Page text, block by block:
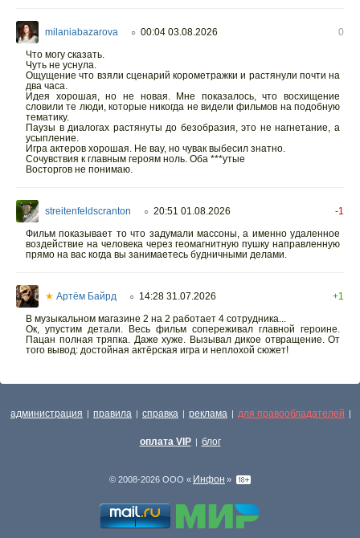
milaniabazarova ○ 00:04 03.08.2026
0
Что могу сказать.
Чуть не уснула.
Ощущение что взяли сценарий корометражки и растянули почти на
два часа.
Идея хорошая, но не новая. Мне показалось, что восхищение
словили те люди, которые никогда не видели фильмов на подобную
тематику.
Паузы в диалогах растянуты до безобразия, это не нагнетание, а
усыпление.
Игра актеров хорошая. Не вау, но чувак выбесил знатно.
Сочувствия к главным героям ноль. Оба ***утые
Восторгов не понимаю.
streitenfeldscranton ○ 20:51 01.08.2026
-1
Фильм показывает то что задумали массоны, а именно удаленное
воздействие на человека через геомагнитную пушку направленную
прямо на вас когда вы занимаетесь будничными делами.
★ Артём Байрд ○ 14:28 31.07.2026
+1
В музыкальном магазине 2 на 2 работает 4 сотрудника...
Ок, упустим детали. Весь фильм сопереживал главной героине.
Пацан полная тряпка. Даже хуже. Вызывал дикое отвращение. От
того вывод: достойная актёрская игра и неплохой сюжет!
администрация | правила | справка | реклама | для правообладателей |
оплата VIP | блог
© 2008-2026 ООО « Инфон »